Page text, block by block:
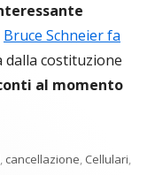
Bruce Schneier fa
dalla costituzione
al momento
, cancellazione, Cellulari,